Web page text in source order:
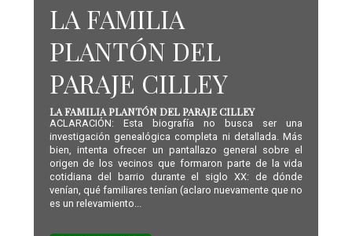
LA FAMILIA
PLANTÓN DEL
PARAJE CILLEY
LA FAMILIA PLANTÓN DEL PARAJE CILLEY
ACLARACIÓN: Esta biografía no busca ser una
investigación genealógica completa ni detallada. Más
bien, intenta ofrecer un pantallazo general sobre el
origen de los vecinos que formaron parte de la vida
cotidiana del barrio durante el siglo XX: de dónde
venían, qué familiares tenían (aclaro nuevamente que no
es un relevamiento...